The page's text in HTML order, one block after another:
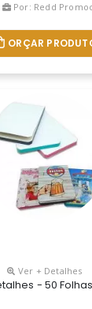
Por: Redd Promocional
ORÇAR
Elástico
Ver + Detalhes
- 50